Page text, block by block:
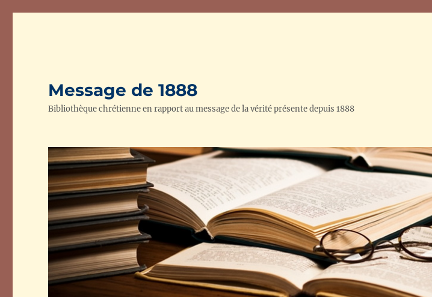
Message de 1888
Bibliothèque chrétienne en rapport au message de la vérité présente depuis 1888